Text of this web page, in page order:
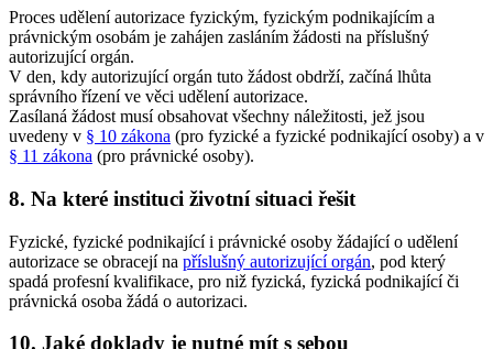
Proces udělení autorizace fyzickým, fyzickým podnikajícím a
právnickým osobám je zahájen zasláním žádosti na příslušný
autorizující orgán.
V den, kdy autorizující orgán tuto žádost obdrží, začíná lhůta
správního řízení ve věci udělení autorizace.
Zasílaná žádost musí obsahovat všechny náležitosti, jež jsou
uvedeny v § 10 zákona (pro fyzické a fyzické podnikající osoby) a v
§ 11 zákona (pro právnické osoby).
8. Na které instituci životní situaci řešit
Fyzické, fyzické podnikající i právnické osoby žádající o udělení
autorizace se obracejí na příslušný autorizující orgán, pod který
spadá profesní kvalifikace, pro niž fyzická, fyzická podnikající či
právnická osoba žádá o autorizaci.
10. Jaké doklady je nutné mít s sebou